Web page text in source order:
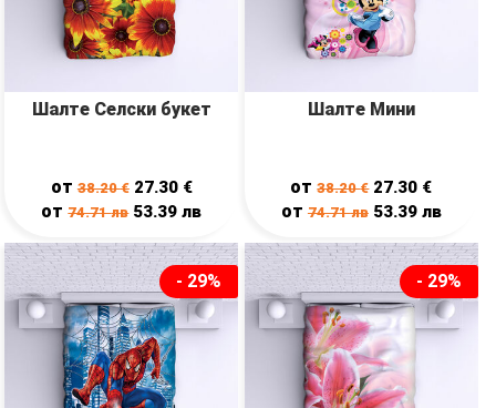
Шалте Селски букет
от38.20€ 27.30 €
от74.71лв 53.39лв
Шалте Мини
от38.20€ 27.30 €
от 74.71лв 53.39 лв
- 29% - 29%